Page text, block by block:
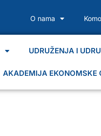
O nama
UDRUŽENJA I
AKADEMIJA EKONOMSKE